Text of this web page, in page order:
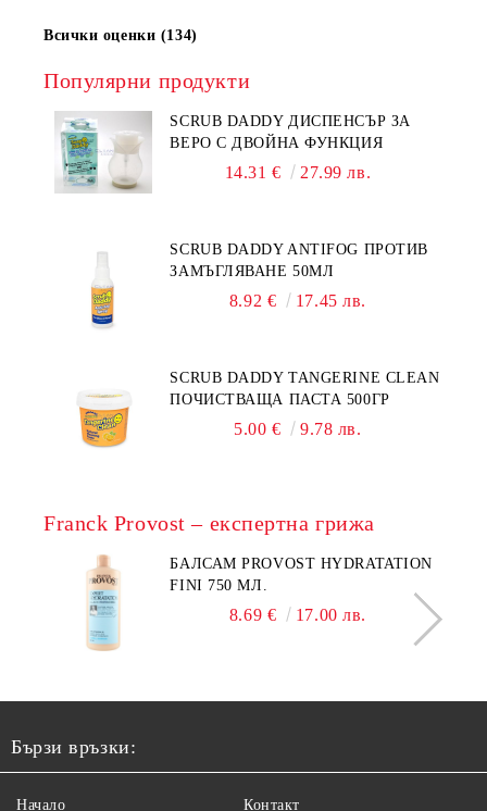
Всички оценки (134)
Популярни продукти
SCRUB DADDY ДИСПЕНСЪР ЗА
ВЕРО С ДВОЙНА ФУНКЦИЯ
14.31 € 27.99 лв.
SCRUB DADDY ANTIFOG ПРОТИВ
ЗАМЪГЛЯВАНЕ 50МЛ
8.92 € 17.45 лв.
SCRUB DADDY TANGERINE CLEAN
ПОЧИСТВАЩА ПАСТА 500ГР
5.00 € 9.78 лв.
Franck Provost – експертна грижа
БАЛСАМ PROVOST HYDRATATION
FINI 750 МЛ.
8.69 € 17.00 лв.
Бързи връзки:
Начало Контакт